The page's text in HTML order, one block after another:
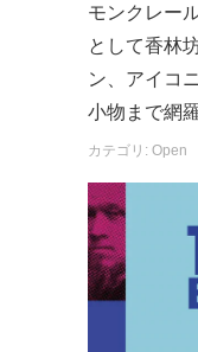
モンクレー
として香林
ン、アイコ
小物まで網
カテゴリ: Open